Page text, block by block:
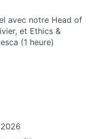
avec notre Head of
et Ethics &
(1 heure)